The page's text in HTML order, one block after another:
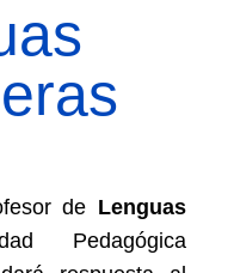
de Lenguas
Pedagógica